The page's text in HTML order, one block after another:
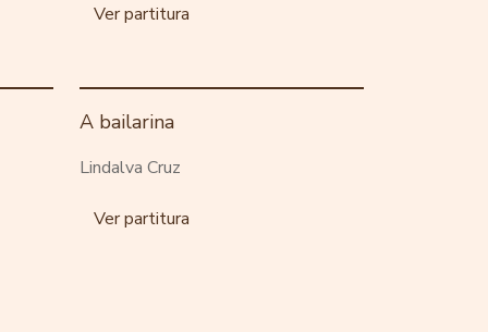
Ver partitura
A bailarina
Lindalva Cruz
Ver partitura